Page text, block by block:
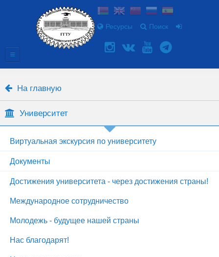
Ресурсы Поиск
На главную
Университет
Виртуальная экскурсия по университету
Документы
Достижения университета - через достижения страны!
Международное сотрудничество
Молодежь - будущее нашей страны
Нас благодарят!